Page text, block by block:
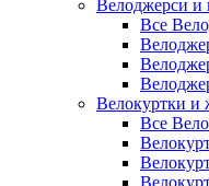
Велоджерси и
Все
Велокуртки и
Все